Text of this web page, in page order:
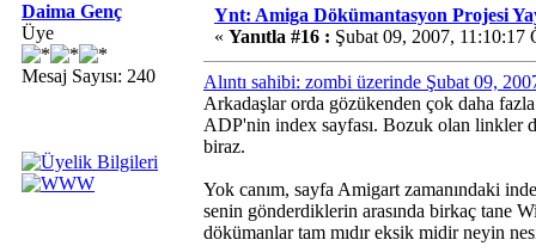
Daima Genç
Üye
Mesaj Sayısı: 240
Ynt: Amiga Dökümantasyon Projesi
« Yanıtla #16 : Şubat 09, 2007, 11:10:17
Alıntı sahibi: zombi üzerinde Şubat 09,
Arkadaşlar orda gözükenden çok daha
ADP'nin index sayfası. Bozuk olan linkler
biraz.
Yok canım, sayfa Amigart zamanındaki
senin gönderdiklerin arasında birkaç tane
dökümanlar tam mıdır eksik midir neyin